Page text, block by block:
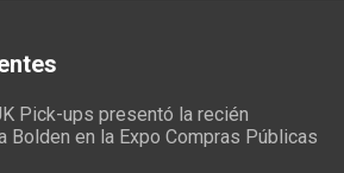
Pick-ups presentó la recién
Bolden en la Expo Compras Públicas